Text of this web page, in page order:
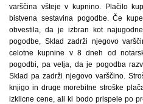
varščina všteje v kupnino. Plačilo
bistvena sestavina pogodbe. Če
obvestila, da je izbran kot
pogodbe, Sklad zadrži njegovo
celotne kupnine v 8 dneh od
pogodbi, pa velja, da je pogodba
Sklad pa zadrži njegovo varščino.
knjigo in druge morebitne stroške
izklicne cene, ali ki bodo prispele po